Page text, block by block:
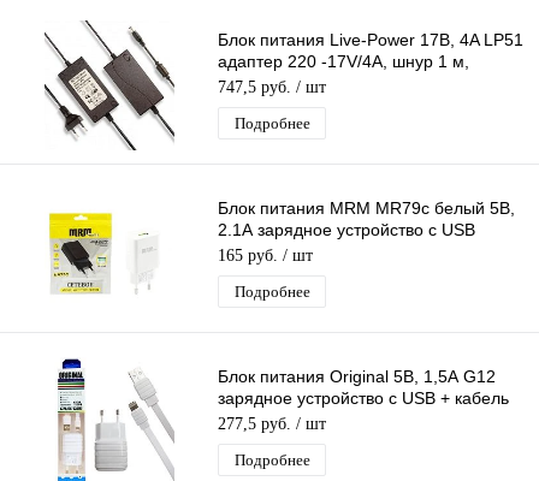
Блок питания Live-Power 17В, 4A LP51
адаптер 220 -17V/4A, шнур 1 м,
штекер 5.5*2,5 мм
747,5 руб. / шт
Подробнее
Блок питания MRM MR79c белый 5В,
2.1А зарядное устройство с USB
портом
165 руб. / шт
Подробнее
Блок питания Original 5В, 1,5А G12
зарядное устройство с USB + кабель
Iphone 1 м белый
277,5 руб. / шт
Подробнее